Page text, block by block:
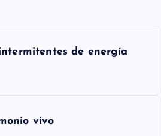
de energía
vivo